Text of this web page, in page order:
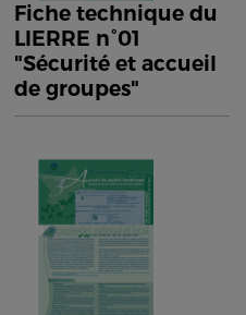
Fiche technique du
LIERRE n°01
"Sécurité et accueil
de groupes"